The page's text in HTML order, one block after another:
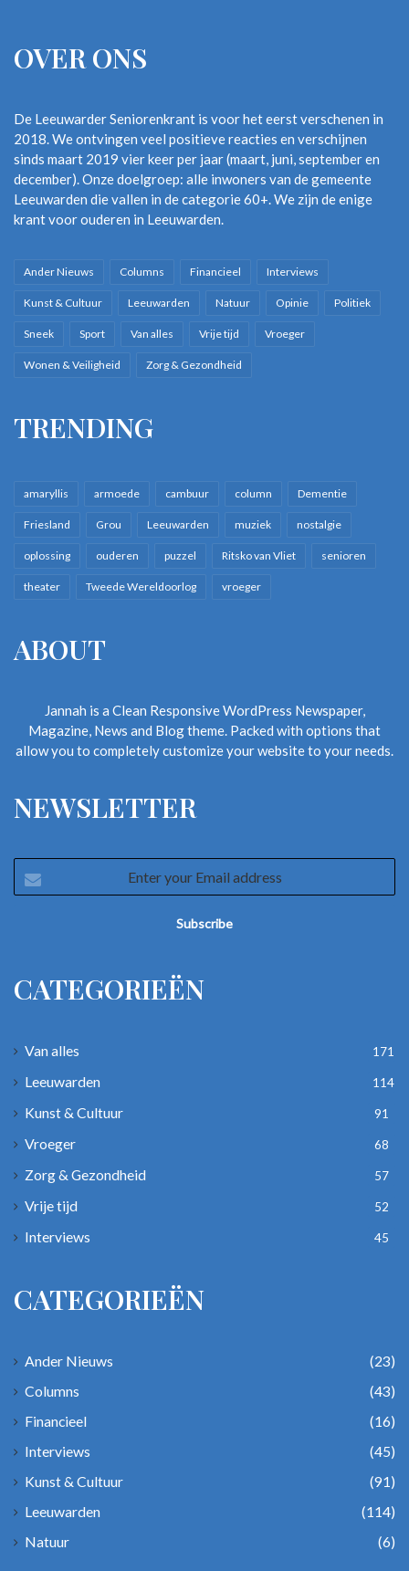
OVER ONS
De Leeuwarder Seniorenkrant is voor het eerst verschenen in
2018. We ontvingen veel positieve reacties en verschijnen
sinds maart 2019 vier keer per jaar (maart, juni, september en
december). Onze doelgroep: alle inwoners van de gemeente
Leeuwarden die vallen in de categorie 60+. We zijn de enige
krant voor ouderen in Leeuwarden.
Ander Nieuws Columns Financieel Interviews
Kunst & Cultuur Leeuwarden Natuur Opinie Politiek
Sneek Sport Van alles Vrije tijd Vroeger
Wonen & Veiligheid Zorg & Gezondheid
TRENDING
amaryllis armoede cambuur column Dementie
Friesland Grou Leeuwarden muziek nostalgie
oplossing ouderen puzzel Ritsko van Vliet senioren
theater Tweede Wereldoorlog vroeger
ABOUT
Jannah is a Clean Responsive WordPress Newspaper,
Magazine, News and Blog theme. Packed with options that
allow you to completely customize your website to your needs.
NEWSLETTER
your
CATEGORIEËN
Van alles 171
Leeuwarden 114
Kunst & Cultuur 91
Vroeger 68
Zorg & Gezondheid 57
Vrije tijd 52
Interviews 45
CATEGORIEËN
Ander Nieuws
(23)
Columns
(43)
Financieel
(16)
Interviews
(45)
Kunst & Cultuur
(91)
Leeuwarden
(114)
Natuur
(6)